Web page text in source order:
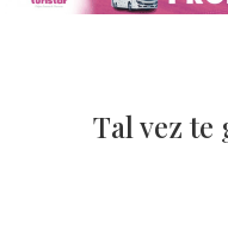
Tal vez te